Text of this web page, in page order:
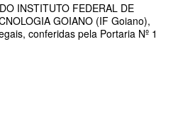
INSTITUTO FEDERAL DE
GOIANO (IF Goiano),
conferidas pela Portaria Nº 1